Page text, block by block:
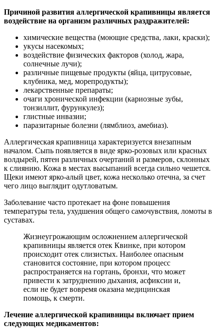
Причиной развития аллергической крапивницы является
воздействие на организм различных раздражителей:
химические вещества (моющие средства, лаки, краски);
укусы насекомых;
воздействие физических факторов (холод, жара,
солнечные лучи);
различные пищевые продукты (яйца, цитрусовые,
клубника, мед, морепродукты);
лекарственные препараты;
очаги хронической инфекции (кариозные зубы,
тонзиллит, фурункулез);
глистные инвазии;
паразитарные болезни (лямблиоз, амебиаз).
Аллергическая крапивница характеризуется внезапным
началом. Сыпь появляется в виде ярко-розовых или красных
волдырей, пятен различных очертаний и размеров, склонных
к слиянию. Кожа в местах высыпаний всегда сильно чешется.
Щеки имеют ярко-алый цвет, кожа несколько отечна, за счет
чего лицо выглядит одутловатым.
Заболевание часто протекает на фоне повышения
температуры тела, ухудшения общего самочувствия, ломоты в
суставах.
Жизнеугрожающим осложнением аллергической
крапивницы является отек Квинке, при котором
происходит отек слизистых. Наиболее опасным
становится состояние, при котором процесс
распространяется на гортань, бронхи, что может
привести к затруднению дыхания, асфиксии и,
если не будет вовремя оказана медицинская
помощь, к смерти.
Лечение аллергической крапивницы включает прием
следующих медикаментов: